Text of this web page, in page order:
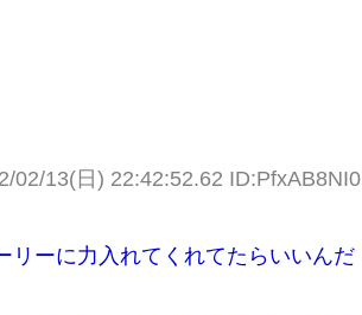
02/13(日) 22:42:52.62 ID:PfxAB8NI0
リーに力入れてくれてたらいいんだ